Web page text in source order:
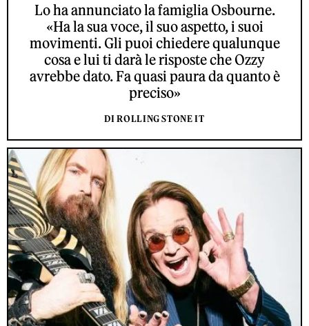
Lo ha annunciato la famiglia Osbourne.
«Ha la sua voce, il suo aspetto, i suoi
movimenti. Gli puoi chiedere qualunque
cosa e lui ti darà le risposte che Ozzy
avrebbe dato. Fa quasi paura da quanto è
preciso»
DI ROLLING STONE IT